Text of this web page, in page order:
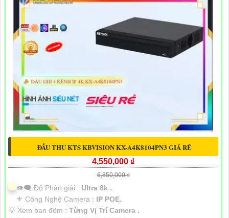
ĐẦU THU KTS KBVISION KX-A4K8104PN3 GIÁ RẺ
4,550,000 ₫
6,850,000 ₫
👁️‍🗨 Độ Phân giải : Ultra 8k .
⚜️ Công Nghệ Camera : IP POE.
💡 Xem ban đêm : Từng Vị Trí Camera .